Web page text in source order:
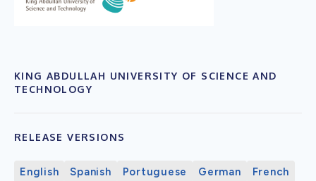
KING ABDULLAH UNIVERSITY OF SCIENCE AND
TECHNOLOGY
RELEASE VERSIONS
English Spanish Portuguese German
French